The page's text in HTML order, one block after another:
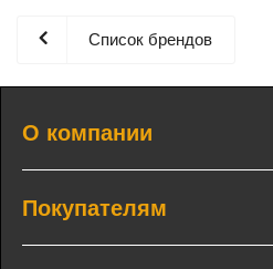
Список брендов
О компании
Покупателям